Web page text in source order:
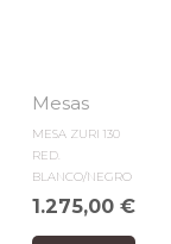
Mesas
MESA ZURI 130
RED.
BLANCO/NEGRO
1.275,00€